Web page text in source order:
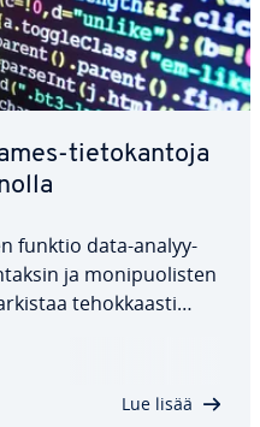
tie­to­kan­to­ja
funktio data-ana­lyy­
ja mo­ni­puo­lis­ten
te­hok­kaas­ti
Lue lisää